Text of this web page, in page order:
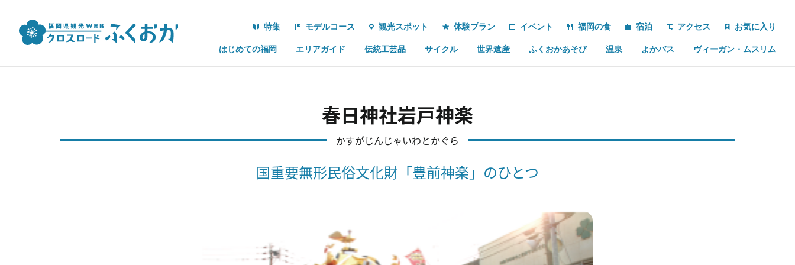
特集 モデルコース 観光スポット 体験プラン イベント 福岡の食 宿泊 アクセス お気に入り
はじめての福岡 エリアガイド 伝統工芸品 サイクル 世界遺産 ふくおかあそび 温泉 よかバス ヴィーガン・ムスリム
春日神社岩戸神楽
かすがじんじゃいわとかぐら
国重要無形民俗文化財「豊前神楽」のひとつ